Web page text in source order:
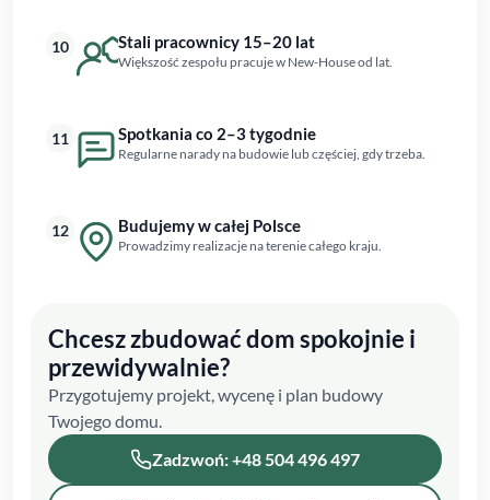
10 Stali pracownicy 15–20 lat
Większość zespołu pracuje w New-House od lat.
11 Spotkania co 2–3 tygodnie
Regularne narady na budowie lub częściej, gdy trzeba.
12 Budujemy w całej Polsce
Prowadzimy realizacje na terenie całego kraju.
Chcesz zbudować dom spokojnie i
przewidywalnie?
Przygotujemy projekt, wycenę i plan budowy
Twojego domu.
Zadzwoń: +48 504 496 497